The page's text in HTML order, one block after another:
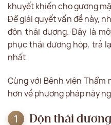
khuyết khiến cho gương
Để giải quyết vấn đề này,
độn thái dương. Đây là
phục thái dương hóp, trả
nhất.
Cùng với Bệnh viện Thẩm
hơn về phương pháp này
Độn thái